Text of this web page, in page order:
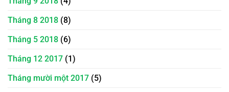
Tháng 8 2018 (8)
Tháng 5 2018 (6)
Tháng 12 2017 (1)
Tháng mười một 2017 (5)